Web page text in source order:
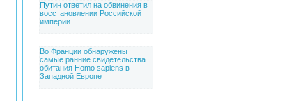
Путин ответил на обвинения в
восстановлении Российской
империи
Во Франции обнаружены
самые ранние свидетельства
обитания Homo sapiens в
Западной Европе